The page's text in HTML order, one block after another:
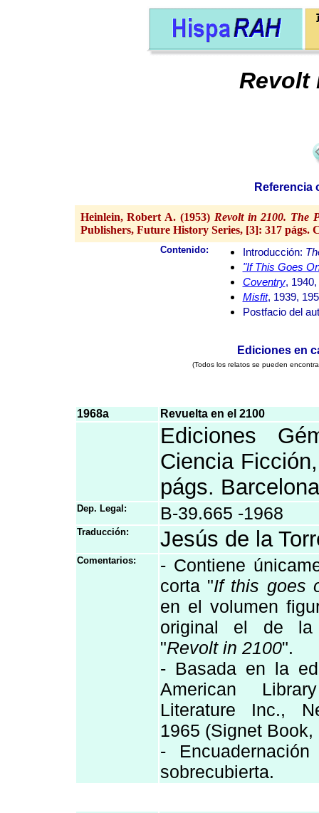
Revolt
Referencia
Heinlein, Robert A. (1953) Revolt in 2100. The
Publishers, Future History Series, [3]: 317 págs.
Contenido: Introducción:
"If This Goes
Coventry, 1940,
Misfit, 1939,
Postfacio del
Ediciones en
(Todos los relatos se pueden
1968a Revuelta en el 2100
Ediciones
Ciencia
págs. Barcelona
Dep. Legal: B-39.665 -1968
Traducción: Jesús de la
Comentarios:
- Contiene
corta "If this goes
en el volumen
original el de la
"Revolt in 2100".
- Basada en la
American
Literature Inc.,
1965 (Signet Book,
-
sobrecubierta.